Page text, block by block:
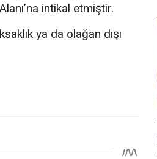
intikal etmiştir.
ya da olağan dışı